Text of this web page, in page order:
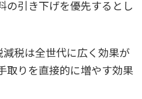
の引き下げを優先するとし
税は全世代に広く効果が
取りを直接的に増やす効果